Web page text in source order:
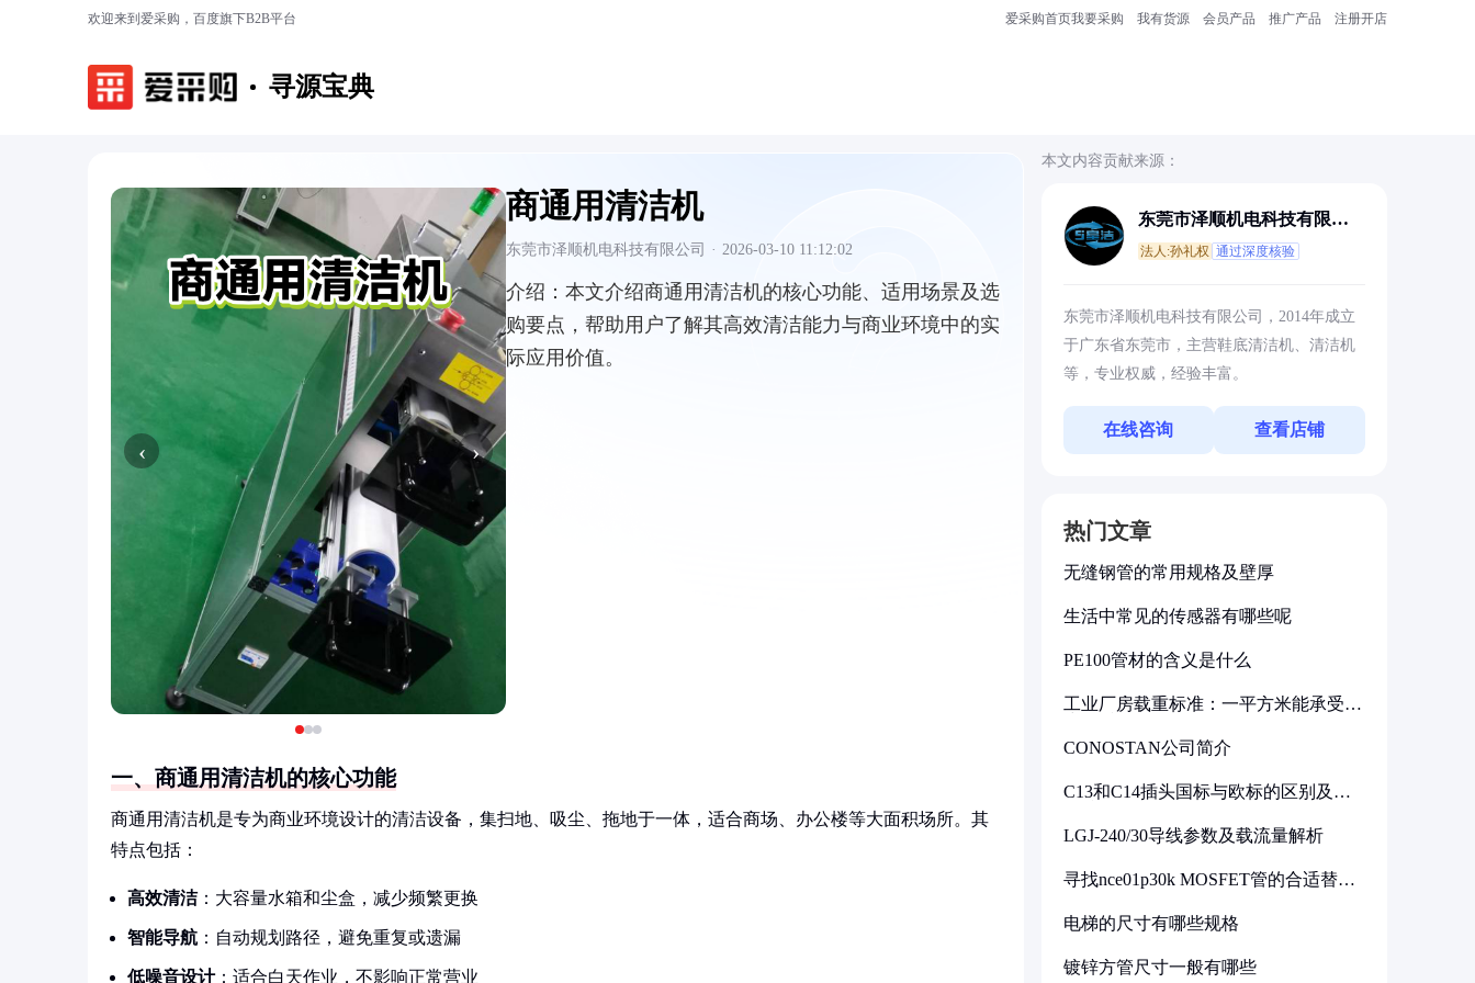
欢迎来到爱采购，百度旗下B2B平台 爱采购首页我要采购 我有货源 会员产品 推广产品 注册开店
寻源宝典
‹ ›
商通用清洁机
东莞市泽顺机电科技有限公司 · 2026-03-10 11:12:02
介绍： 本文介绍商通用清洁机的核心功能、适用场景及选
购要点，帮助用户了解其高效清洁能力与商业环境中的实
际应用价值。
一、商通用清洁机的核心功能
商通用清洁机是专为商业环境设计的清洁设备，集扫地、吸尘、拖地于一体，适合商场、办公楼等大面积场所。其
特点包括：
高效清洁：大容量水箱和尘盒，减少频繁更换
智能导航 ：自动规划路径，避免重复或遗漏
低噪音设计：适合白天作业，不影响正常营业
本文内容贡献来源：
东莞市泽顺机电科技有限公
法人:孙礼权 通过深度核验
东莞市泽顺机电科技有限公司，2014年成立
于广东省东莞市，主营鞋底清洁机、清洁机
等，专业权威，经验丰富。
在线咨询 查看店铺
热门文章
无缝钢管的常用规格及壁厚
生活中常见的传感器有哪些呢
PE100管材的含义是什么
工业厂房载重标准：一平方米能承受多
CONOSTAN公司简介
C13和C14插头国标与欧标的区别及其
LGJ-240/30导线参数及载流量解析
寻找nce01p30k MOSFET管的合适替代
电梯的尺寸有哪些规格
镀锌方管尺寸一般有哪些